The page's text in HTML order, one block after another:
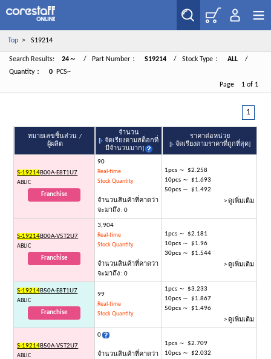
Top> S19214
Search Results: 24～ / Part Number： S19214 / Stock Type： ALL
/
Quantity：
0
PCS~
Page 1 of 1
1
หมายเลขชิ้นส่วน /
ผู้ผลิต
จำนวน
[
จัดเรียงตามสต็อกที่
มีจำนวนมาก]
ราคาต่อหน่วย
[
จัดเรียงตามราคาที่ถูกที่สุด]
S-19214B00A-E8T1U7
ABLIC
Franchise
90
Real-time
Stock Quantity
จำนวนสินค้าที่คาดว่า
จะมาถึง : 0
1pcs ～ $2.258
10pcs ～ $1.693
50pcs ～ $1.492
> ดูเพิ่มเติม
S-19214B00A-V5T2U7
ABLIC
Franchise
3,904
Real-time
Stock Quantity
จำนวนสินค้าที่คาดว่า
จะมาถึง : 0
1pcs ～ $2.181
10pcs ～ $1.96
30pcs ～ $1.544
> ดูเพิ่มเติม
S-19214B50A-E8T1U7
ABLIC
Franchise
99
Real-time
Stock Quantity
1pcs ～ $3.233
10pcs ～ $1.867
50pcs ～ $1.496
> ดูเพิ่มเติม
S-19214B50A-V5T2U7
ABLIC
0
จำนวนสินค้าที่คาดว่า
1pcs ～ $2.709
10pcs ～ $2.032